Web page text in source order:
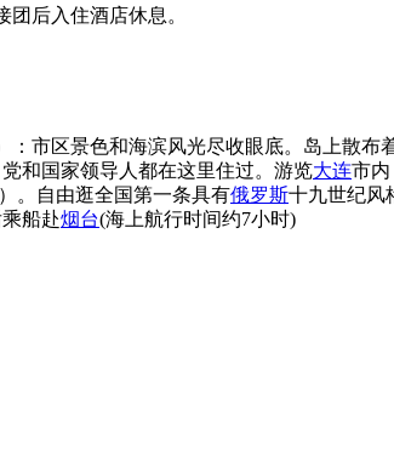
团后入住酒店休息。
：市区景色和海滨风光尽收眼底。岛上散
和国家领导人都在这里住过。游览大连市
。自由逛全国第一条具有俄罗斯十九世纪风
船赴烟台(海上航行时间约7小时)